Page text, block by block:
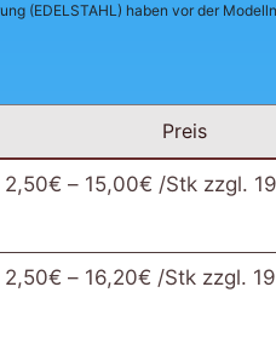
(EDELSTAHL) haben vor der
Preis
2,50€ – 15,00€ /Stk zzgl.
2,50€ – 16,20€ /Stk zzgl.